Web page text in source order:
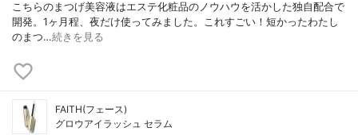
こちらのまつげ美容液はエステ化粧品のノウハウを活かした独自配合で
開発。1ヶ月程、夜だけ使ってみました。ㅤㅤㅤㅤㅤㅤㅤㅤㅤㅤㅤㅤㅤこれすごい！短かったわたし
のまつ…続きを見る
FAITH(フェース)
グロウアイラッシュ セラム